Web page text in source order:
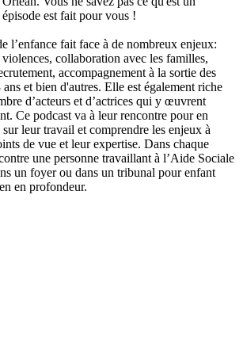
est fait pour vous !
l’enfance fait face à de nombreux enjeux:
collaboration avec les familles,
accompagnement à la sortie des
et bien d'autres. Elle est également riche
d’acteurs et d’actrices qui y œuvrent
Ce podcast va à leur rencontre pour en
leur travail et comprendre les enjeux à
de vue et leur expertise. Dans chaque
une personne travaillant à l’Aide Sociale
un foyer ou dans un tribunal pour enfant
en profondeur.